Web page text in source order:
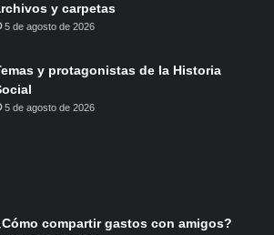
y carpetas
5 de agosto de 2026
y protagonistas de la Historia
5 de agosto de 2026
compartir gastos con amigos?